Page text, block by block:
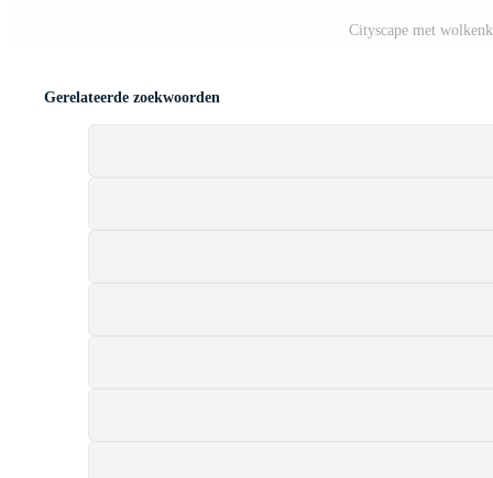
Cityscape met
Gerelateerde zoekwoorden